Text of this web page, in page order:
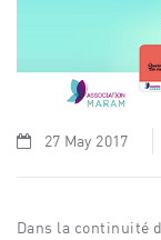
27 May 2017
Dans la continuité